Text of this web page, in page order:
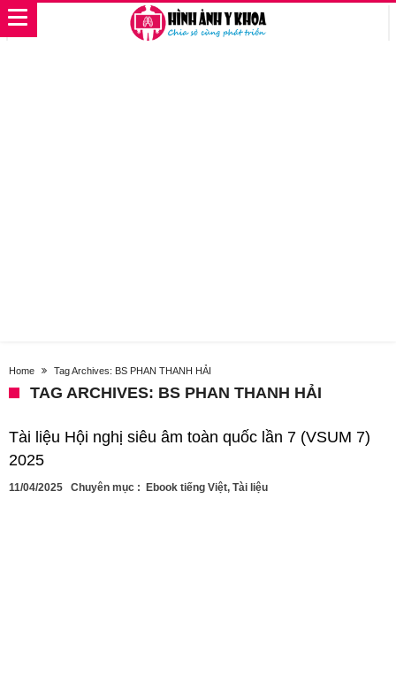
Home Tag Archives: BS PHAN THANH HẢI
TAG ARCHIVES: BS PHAN THANH HẢI
Tài liệu Hội nghị siêu âm toàn quốc lần 7 (VSUM 7)
2025
11/04/2025 Chuyên mục : Ebook tiếng Việt, Tài liệu